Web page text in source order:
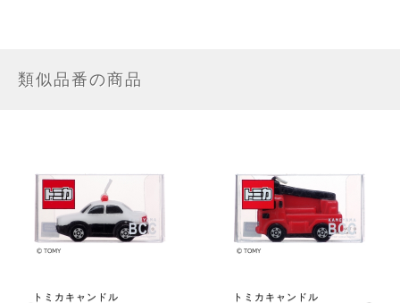
類似品番の商品
トミカキャンドル
トミカキャンドル